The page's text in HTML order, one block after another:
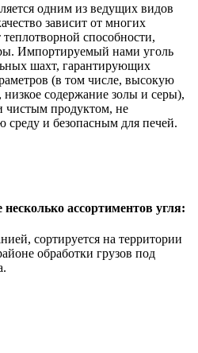
одним из ведущих видов
зависит от многих
способности,
Импортируемый нами уголь
шахт, гарантирующих
(в том числе, высокую
содержание золы и серы),
чистым продуктом, не
и безопасным для печей.
ассортиментов угля:
сортируется на территории
обработки грузов под